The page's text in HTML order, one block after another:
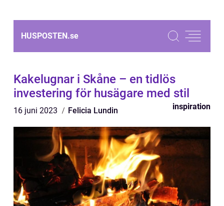
HUSPOSTEN.se
Kakelugnar i Skåne – en tidlös
investering för husägare med stil
16 juni 2023 Felicia Lundin inspiration